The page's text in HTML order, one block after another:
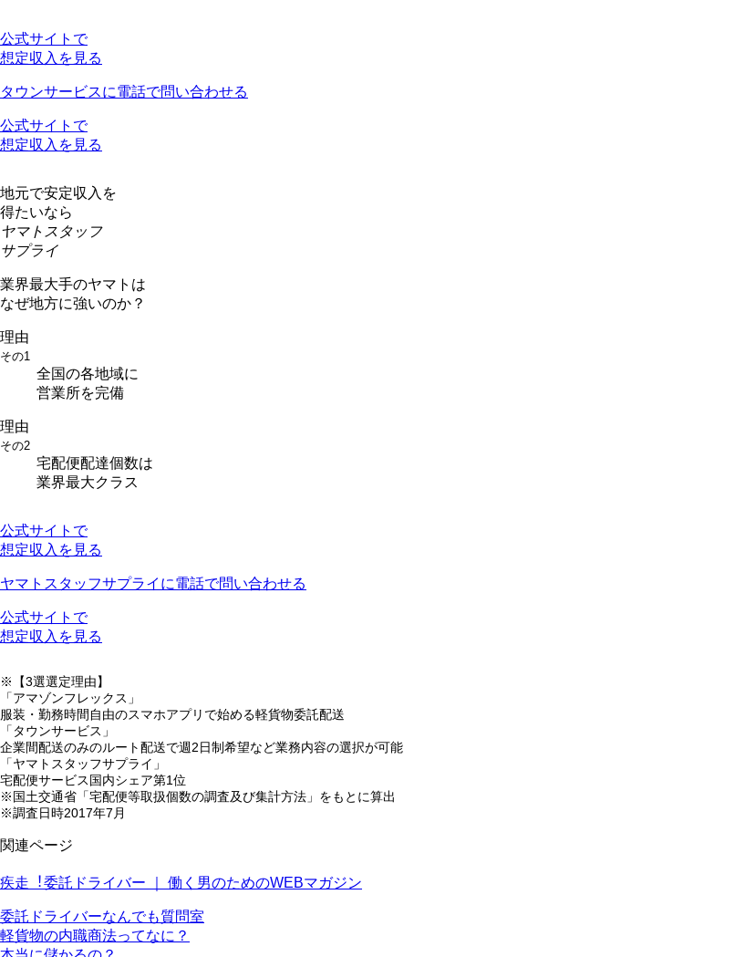
公式サイトで
想定収入を見る
タウンサービスに電話で問い合わせる
公式サイトで
想定収入を見る
地元で安定収入を
得たいなら
ヤマトスタッフ
サプライ
業界最大手のヤマトは
なぜ地方に強いのか？
理由
その1
全国の各地域に
営業所を完備
理由
その2
宅配便配達個数は
業界最大クラス
公式サイトで
想定収入を見る
ヤマトスタッフサプライに電話で問い合わせる
公式サイトで
想定収入を見る
※【3選選定理由】
「アマゾンフレックス」
服装・勤務時間自由のスマホアプリで始める軽貨物委託配送
「タウンサービス」
企業間配送のみのルート配送で週2日制希望など業務内容の選択が可能
「ヤマトスタッフサプライ」
宅配便サービス国内シェア第1位
※国土交通省「宅配便等取扱個数の調査及び集計方法」をもとに算出
※調査日時2017年7月
関連ページ
疾走︕委託ドライバー ｜ 働く男のためのWEBマガジン
委託ドライバーなんでも質問室
軽貨物の内職商法ってなに？